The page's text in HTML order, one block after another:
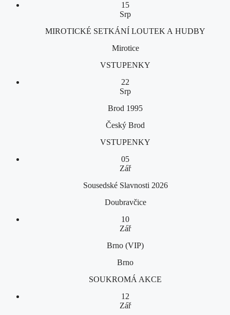
15
Srp
MIROTICKÉ SETKÁNÍ LOUTEK A HUDBY
Mirotice
VSTUPENKY
22
Srp
Brod 1995
Český Brod
VSTUPENKY
05
Zář
Sousedské Slavnosti 2026
Doubravčice
10
Zář
Brno (VIP)
Brno
SOUKROMÁ AKCE
12
Zář